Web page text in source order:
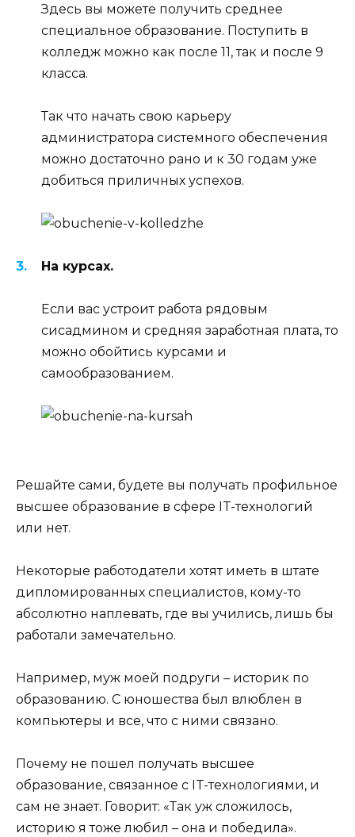
Здесь вы можете получить среднее
специальное образование. Поступить в
колледж можно как после 11, так и после 9
класса.
Так что начать свою карьеру
администратора системного обеспечения
можно достаточно рано и к 30 годам уже
добиться приличных успехов.
На курсах.
Если вас устроит работа рядовым
сисадмином и средняя заработная плата, то
можно обойтись курсами и
самообразованием.
Решайте сами, будете вы получать профильное
высшее образование в сфере IT-технологий
или нет.
Некоторые работодатели хотят иметь в штате
дипломированных специалистов, кому-то
абсолютно наплевать, где вы учились, лишь бы
работали замечательно.
Например, муж моей подруги – историк по
образованию. С юношества был влюблен в
компьютеры и все, что с ними связано.
Почему не пошел получать высшее
образование, связанное с IT-технологиями, и
сам не знает. Говорит: «Так уж сложилось,
историю я тоже любил – она и победила».